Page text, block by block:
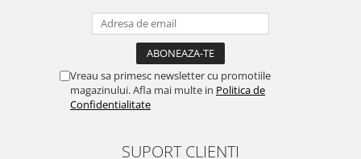
Vreau sa primesc newsletter cu promotiile
magazinului. Afla mai multe in Politica de
Confidentialitate
SUPORT CLIENTI